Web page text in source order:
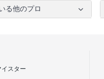
る他のプロ
スター